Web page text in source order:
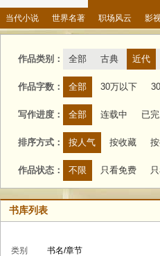
当代小说 世界名著 职场风云 影
作品类别： 全部 古典 近代
作品字数： 全部 30万以下
写作进度： 全部 连载中 已
排序方式： 按人气 按收藏
作品状态： 不限 只看免费
书库列表
类别 书名/章节